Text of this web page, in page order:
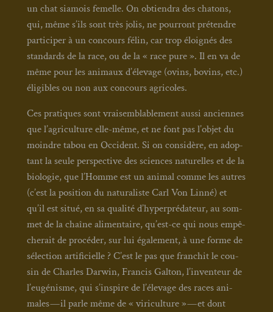
un chat sia­mois femelle. On obtien­dra des cha­tons,
qui, même s’ils sont très jolis, ne pour­ront pré­tendre
par­ti­ci­per à un concours félin, car trop éloi­gnés des
stan­dards de la race, ou de la « race pure ». Il en va de
même pour les ani­maux d’élevage (ovins, bovins, etc.)
éli­gibles ou non aux concours agri­coles.
Ces pra­tiques sont vrai­sem­bla­ble­ment aus­si anciennes
que l’agriculture elle-même, et ne font pas l’objet du
moindre tabou en Occi­dent. Si on consi­dère, en adop­
tant la seule pers­pec­tive des sciences natu­relles et de la
bio­lo­gie, que l’Homme est un ani­mal comme les autres
(c’est la posi­tion du natu­ra­liste Carl Von Lin­né) et
qu’il est situé, en sa qua­li­té d’hyperprédateur, au som­
met de la chaîne ali­men­taire, qu’est-ce qui nous empê­
che­rait de pro­cé­der, sur lui éga­le­ment, à une forme de
sélec­tion arti­fi­cielle ? C’est le pas que fran­chit le cou­
sin de Charles Dar­win, Fran­cis Gal­ton, l’inventeur de
l’eugénisme, qui s’inspire de l’élevage des races ani­
males — il parle même de « viri­cul­ture » — et dont